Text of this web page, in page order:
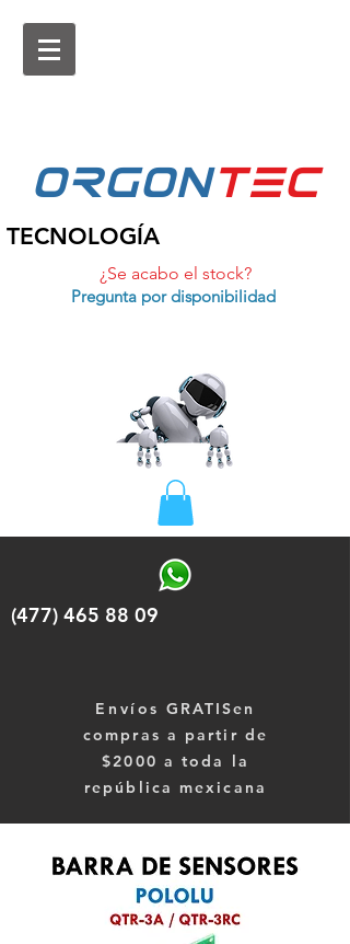
ORGONtEc
TECNOLOGÍA
¿Se acabo el stock?
Pregunta por disponibilidad
(477) 465 88 09
Envíos GRATISen
compras a partir de
$2000 a toda la
república mexicana